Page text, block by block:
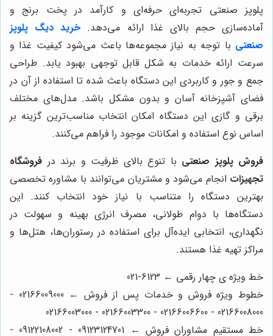
پلوپز صنعتی تجربه‌ای حرفه‌ای و کارآمد در پخت برنج و
آماده‌سازی حجم بالای غذا ارائه می‌دهد. خرید دیگ پلوپز
صنعتی با توجه به نیاز مجموعه‌ها باعث می‌شود کیفیت غذا و
سرعت ارائه خدمات به شکل قابل توجهی بهبود یابد. طراحی
جمع و جور و کاربردی این دستگاه باعث شده تا استفاده از آن در
فضای آشپزخانه آسان و بدون مشکل باشد. مدل‌های مختلف
برقی و گازی این دستگاه امکان انتخاب مناسب‌ترین گزینه بر
اساس نوع استفاده و امکانات موجود را فراهم می‌کنند.
فروش پلوپز صنعتی با تنوع بالای ظرفیت و برند در فروشگاه
تجهیزات انجام می‌شود و مشتریان می‌توانند با مشاوره تخصصی
بهترین دستگاه را متناسب با نیاز خود انتخاب کنند. این
دستگاه‌ها با دوام طولانی، مصرف انرژی بهینه و سهولت در
نگهداری، انتخابی ایده‌آل برای استفاده در رستوران‌ها، هتل‌ها و
مراکز تهیه غذا هستند.
خط ویژه ی چهار رقمی ← 6123-021
خطوط ویژه فروش و خدمات پس از فروش ← 02166009000 -
02166008000 - 02166006600 - 02166003300 - 02166003000
خط مستقیم مشاوران فروش ← 09123124701 - 09122108002 -